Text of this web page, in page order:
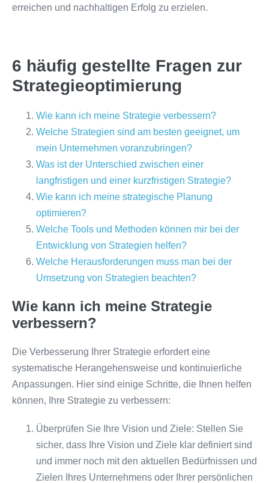
erreichen und nachhaltigen Erfolg zu erzielen.
6 häufig gestellte Fragen zur
Strategieoptimierung
Wie kann ich meine Strategie verbessern?
Welche Strategien sind am besten geeignet, um
mein Unternehmen voranzubringen?
Was ist der Unterschied zwischen einer
langfristigen und einer kurzfristigen Strategie?
Wie kann ich meine strategische Planung
optimieren?
Welche Tools und Methoden können mir bei der
Entwicklung von Strategien helfen?
Welche Herausforderungen muss man bei der
Umsetzung von Strategien beachten?
Wie kann ich meine Strategie
verbessern?
Die Verbesserung Ihrer Strategie erfordert eine
systematische Herangehensweise und kontinuierliche
Anpassungen. Hier sind einige Schritte, die Ihnen helfen
können, Ihre Strategie zu verbessern:
Überprüfen Sie Ihre Vision und Ziele: Stellen Sie
sicher, dass Ihre Vision und Ziele klar definiert sind
und immer noch mit den aktuellen Bedürfnissen und
Zielen Ihres Unternehmens oder Ihrer persönlichen